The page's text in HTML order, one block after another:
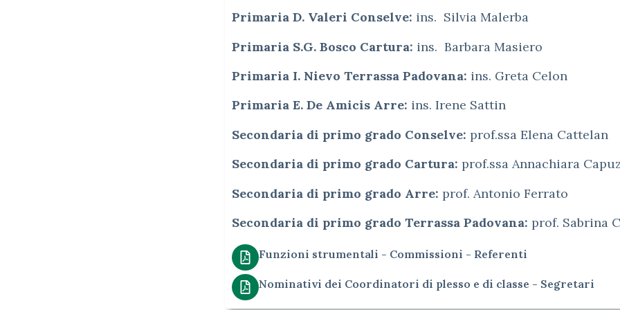
Primaria D. Valeri Conselve: ins. Silvia Malerba
Primaria S.G. Bosco Cartura: ins. Barbara Masiero
Primaria I. Nievo Terrassa Padovana: ins. Greta Celon
Primaria E. De Amicis Arre: ins. Irene Sattin
Secondaria di primo grado Conselve:prof.ssa Elena Cattelan
Secondaria di primo grado Cartura:prof.ssa Annachiara
Secondaria di primo grado Arre:prof. Antonio Ferrato
Secondaria di primo grado Terrassa Padovana:prof. Sabrina
Funzioni strumentali - Commissioni - Referenti
Nominativi dei Coordinatori di plesso e di classe - Segretari